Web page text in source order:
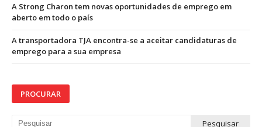
A Strong Charon tem novas oportunidades de emprego em
aberto em todo o país
A transportadora TJA encontra-se a aceitar candidaturas de
emprego para a sua empresa
PROCURAR